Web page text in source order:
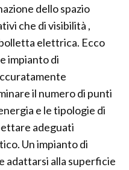
dello spazio
che di visibilità ,
elettrica. Ecco
impianto di
il numero di punti
e le tipologie di
adeguati
Un impianto di
adattarsi alla superficie